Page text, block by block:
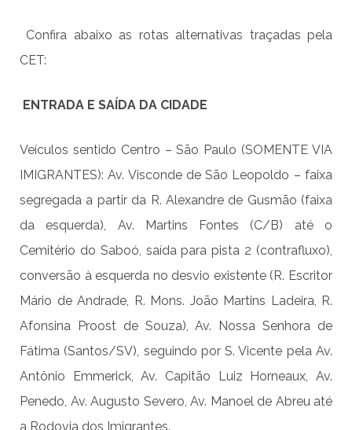
Confira abaixo as rotas alternativas traçadas pela
CET:
ENTRADA E SAÍDA DA CIDADE
Veículos sentido Centro – São Paulo (SOMENTE VIA
IMIGRANTES): Av. Visconde de São Leopoldo – faixa
segregada a partir da R. Alexandre de Gusmão (faixa
da esquerda), Av. Martins Fontes (C/B) até o
Cemitério do Saboó, saída para pista 2 (contrafluxo),
conversão à esquerda no desvio existente (R. Escritor
Mário de Andrade, R. Mons. João Martins Ladeira, R.
Afonsina Proost de Souza), Av. Nossa Senhora de
Fátima (Santos/SV), seguindo por S. Vicente pela Av.
Antônio Emmerick, Av. Capitão Luiz Horneaux, Av.
Penedo, Av. Augusto Severo, Av. Manoel de Abreu até
a Rodovia dos Imigrantes.